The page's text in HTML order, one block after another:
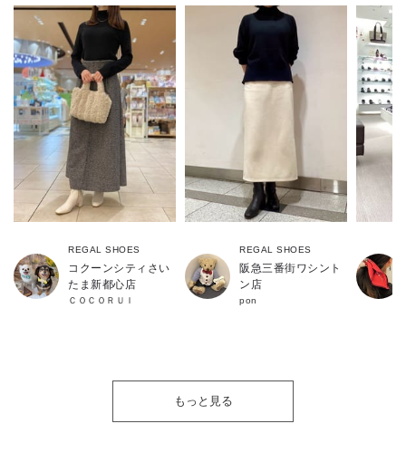
REGAL SHOES
コクーンシティさい
たま新都心店
ＣＯＣＯＲＵＩ
REGAL SHOES
阪急三番街ワシント
ン店
pon
もっと見る